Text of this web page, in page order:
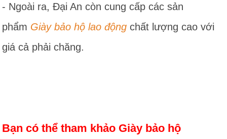
- Ngoài ra, Đại An còn cung cấp các sản
phẩm Giày bảo hộ lao động chất lượng cao với
giá cả phải chăng.
Bạn có thể tham khảo Giày bảo hộ